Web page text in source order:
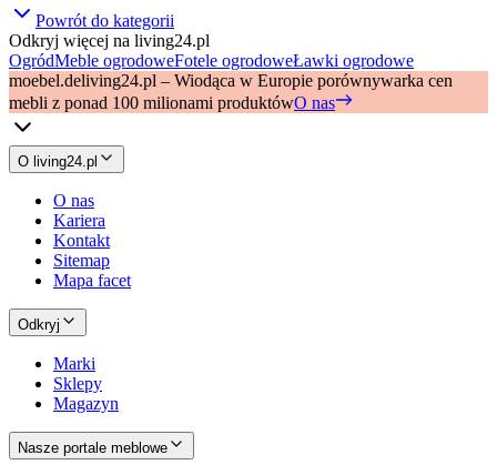
Powrót do kategorii
Odkryj więcej na living24.pl
OgródMeble ogrodoweFotele ogrodoweŁawki ogrodowe
moebel.deliving24.pl – Wiodąca w Europie porównywarka cen
mebli z ponad 100 milionami produktówO nas
O living24.pl
O nas
Kariera
Kontakt
Sitemap
Mapa facet
Odkryj
Marki
Sklepy
Magazyn
Nasze portale meblowe